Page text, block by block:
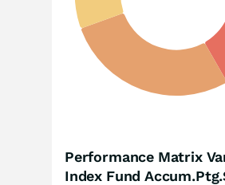
Performance Matrix
Index Fund